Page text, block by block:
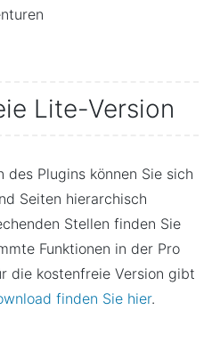
Lite-Version
des Plugins können Sie sich
Seiten hierarchisch
Stellen finden Sie
Funktionen in der Pro
die kostenfreie Version gibt
finden Sie hier.